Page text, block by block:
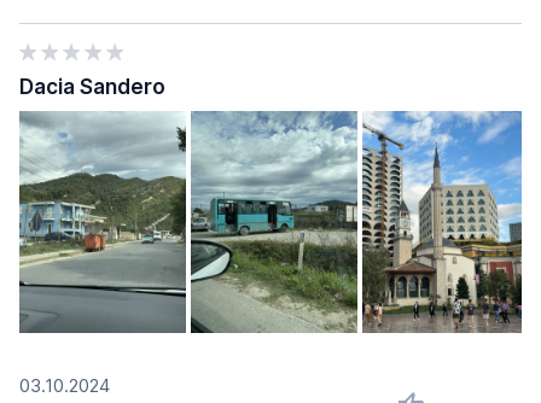
03.10.2024
Dacia Sandero